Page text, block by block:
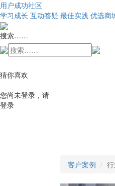
用户成功社区
学习成长 互动答疑 最佳实践 优选商
搜索……
猜你喜欢
您尚未登录，请
登录
客户案例